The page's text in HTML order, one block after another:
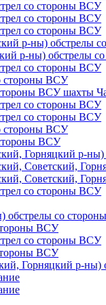
со стороны ВСУ
со стороны ВСУ
со стороны ВСУ
р-ны) обстрелы
р-ны) обстрелы
со стороны ВСУ
стороны ВСУ
ВСУ шахты
со стороны ВСУ
со стороны ВСУ
стороны ВСУ
ВСУ
Горняцкий р-
Советский,
Советский,
со стороны ВСУ
обстрелы со
ВСУ
со стороны ВСУ
ВСУ
Горняцкий р-